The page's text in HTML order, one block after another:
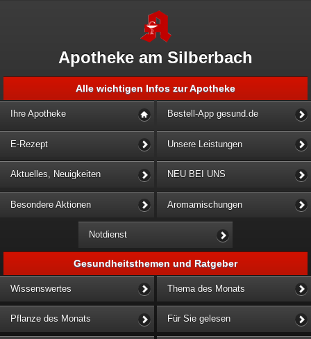
Apotheke am Silberbach
Alle wichtigen Infos zur Apotheke
Ihre Apotheke Bestell-App gesund.de
E-Rezept Unsere Leistungen
Aktuelles, Neuigkeiten NEU BEI UNS
Besondere Aktionen Aromamischungen
Notdienst
Gesundheitsthemen und Ratgeber
Wissenswertes Thema des Monats
Pflanze des Monats Für Sie gelesen